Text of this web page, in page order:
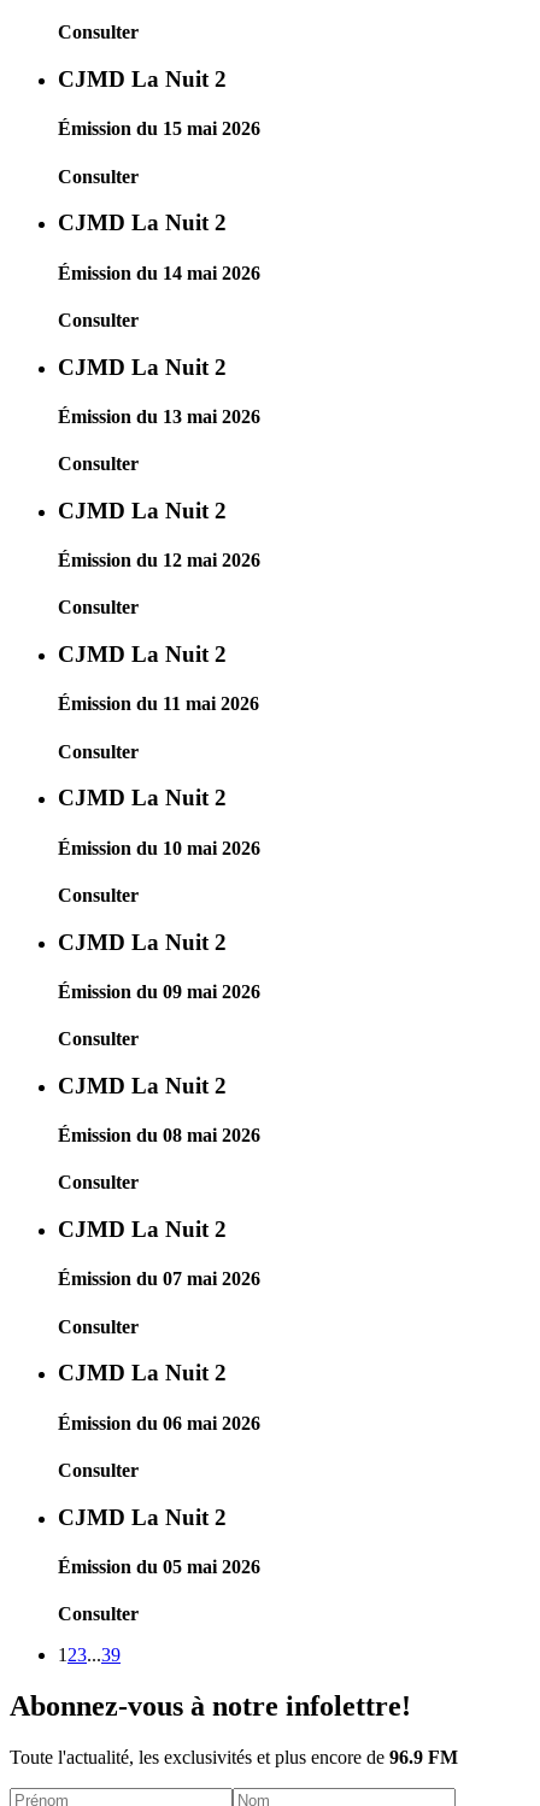
Consulter
CJMD La Nuit 2
Émission du 15 mai 2026
Consulter
CJMD La Nuit 2
Émission du 14 mai 2026
Consulter
CJMD La Nuit 2
Émission du 13 mai 2026
Consulter
CJMD La Nuit 2
Émission du 12 mai 2026
Consulter
CJMD La Nuit 2
Émission du 11 mai 2026
Consulter
CJMD La Nuit 2
Émission du 10 mai 2026
Consulter
CJMD La Nuit 2
Émission du 09 mai 2026
Consulter
CJMD La Nuit 2
Émission du 08 mai 2026
Consulter
CJMD La Nuit 2
Émission du 07 mai 2026
Consulter
CJMD La Nuit 2
Émission du 06 mai 2026
Consulter
CJMD La Nuit 2
Émission du 05 mai 2026
Consulter
1 23...39
Abonnez-vous à notre infolettre!
Toute l'actualité, les exclusivités et plus encore de 96.9 FM